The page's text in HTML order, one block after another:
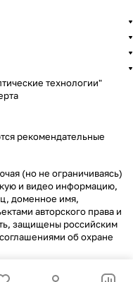
технологии"
рекомендательные
(но не ограничиваясь)
и видео информацию,
доменное имя,
авторского права и
защищены российским
об охране